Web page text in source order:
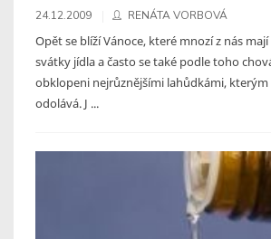
24.12.2009 RENÁTA VORBOVÁ
Opět se blíží Vánoce, které mnozí z nás
svátky jídla a často se také podle toho
obklopeni nejrůznějšími lahůdkámi, kterým
odolává. J ...